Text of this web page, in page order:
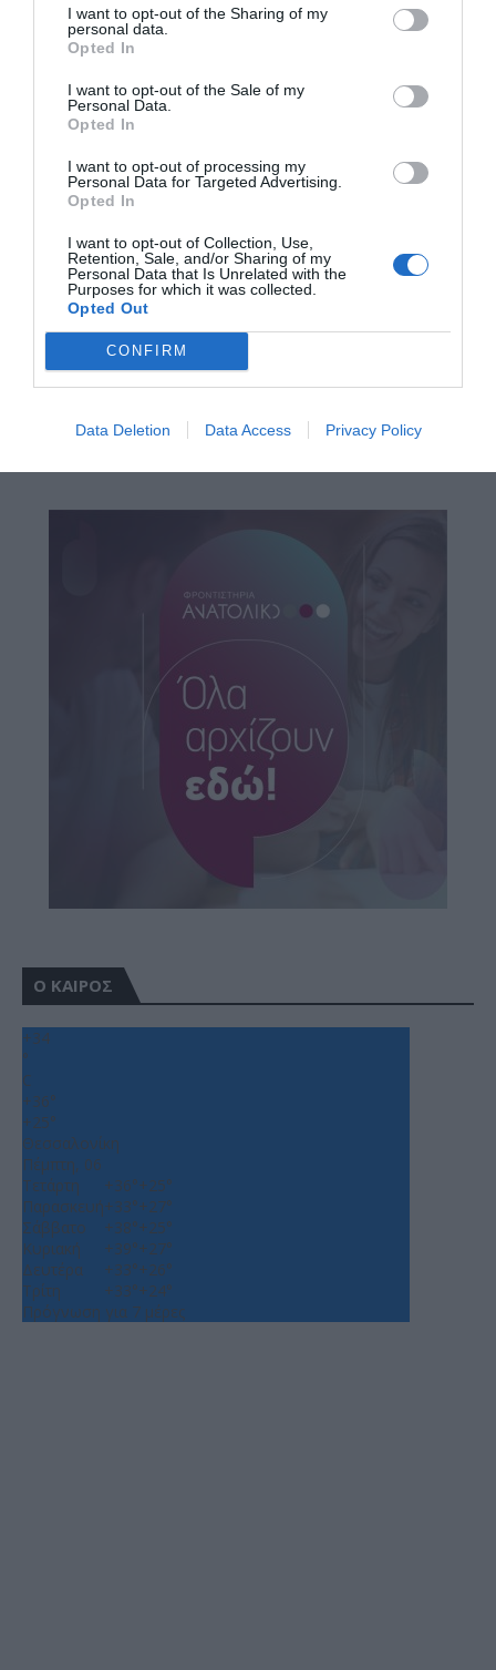
I want to opt-out of the Sharing of my
personal data.
Opted In
I want to opt-out of the Sale of my
Personal Data.
Opted In
I want to opt-out of processing my
Personal Data for Targeted Advertising.
Opted In
I want to opt-out of Collection, Use,
Retention, Sale, and/or Sharing of my
Personal Data that Is Unrelated with the
Purposes for which it was collected.
Opted Out
CONFIRM
Data Deletion Data Access Privacy Policy
Ο ΚΑΙΡΟΣ
+34
°
C
+36°
+25°
Θεσσαλονίκη
Πέμπτη, 06
Τετάρτη
+36°+25°
Παρασκευή+33°+27°
Σάββατο
+38°+25°
Κυριακή
+39°+27°
Δευτέρα
+33°+26°
Τρίτη
+33°+24°
Πρόγνωση για 7 μέρες